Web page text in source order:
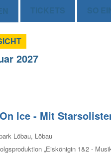
TICKETS SO
2027
Ice - Mit
Löbau, Löbau
„Eiskönigin 1&2 -